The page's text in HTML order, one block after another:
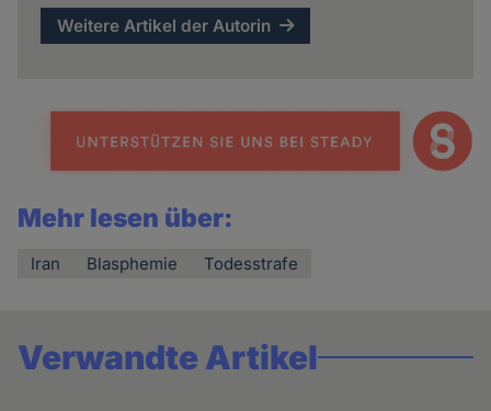
Weitere Artikel der Autorin
Mehr lesen über:
Iran Blasphemie Todesstrafe
Verwandte Artikel